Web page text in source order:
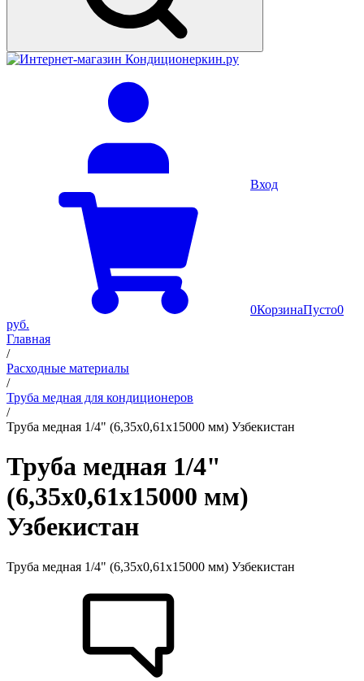
Вход
0КорзинаПусто0
руб.
Главная
/
Расходные материалы
/
Труба медная для кондиционеров
/
Труба медная 1/4" (6,35х0,61х15000 мм) Узбекистан
Труба медная 1/4"
(6,35х0,61х15000 мм)
Узбекистан
Труба медная 1/4" (6,35х0,61х15000 мм) Узбекистан